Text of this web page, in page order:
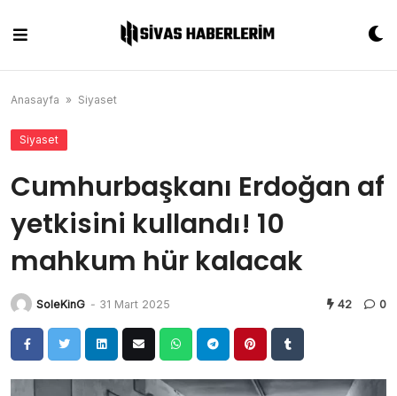
content
Anasayfa » Siyaset
Siyaset
Cumhurbaşkanı Erdoğan af
yetkisini kullandı! 10
mahkum hür kalacak
SoleKinG - 31 Mart 2025 42 0